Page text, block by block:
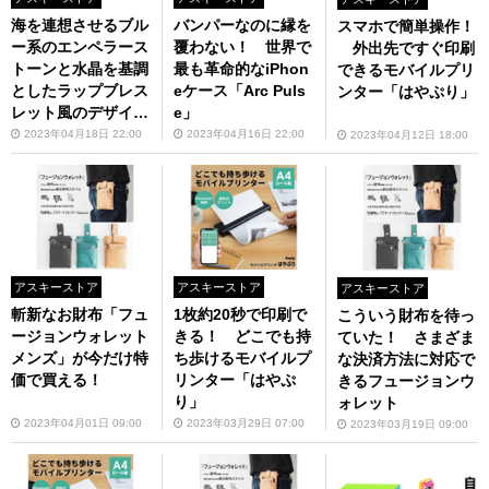
海を連想させるブル
ー系のエンペラース
トーンと水晶を基調
としたラップブレス
レット風のデザイン
が魅力、Apple Wat
chバンド「cape di
abloセリーン オー
シャン for Apple W
atch 38-49mm」発
2023年04月18日 22:00
バンパーなのに縁を
覆わない！ 世界で
最も革命的なiPhon
eケース「Arc Puls
e」
2023年04月16日 22:00
スマホで簡単操作！
外出先ですぐ印刷
できるモバイルプリ
ンター「はやぷり」
2023年04月12日 18:00
アスキーストア
斬新なお財布「フュ
ージョンウォレット
メンズ」が今だけ特
価で買える！
2023年04月01日 09:00
アスキーストア
1枚約20秒で印刷で
きる！ どこでも持
ち歩けるモバイルプ
リンター「はやぷ
り」
2023年03月29日 07:00
アスキーストア
こういう財布を待っ
ていた！ さまざま
な決済方法に対応で
きるフュージョンウ
ォレット
2023年03月19日 09:00